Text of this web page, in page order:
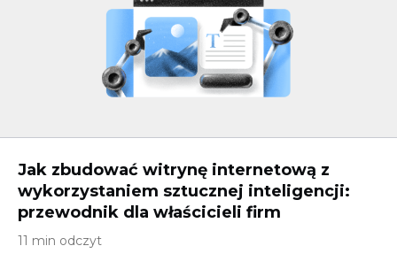
Jak zbudować witrynę internetową z
wykorzystaniem sztucznej inteligencji:
przewodnik dla właścicieli firm
11 min odczyt